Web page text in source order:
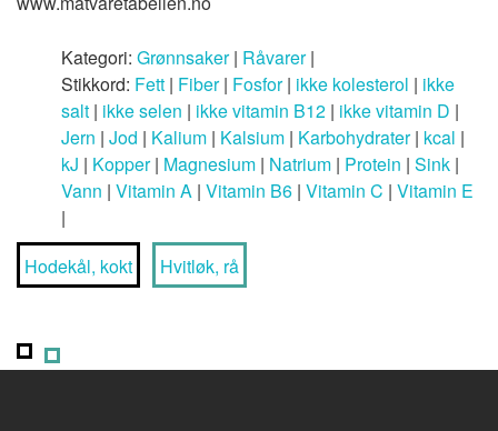
Kategori: Grønnsaker| Råvarer|
Stikkord: Fett | Fiber| Fosfor| ikke kolesterol | ikke
salt | ikke selen | ikke vitamin B12 | ikke vitamin D |
Jern | Jod | Kalium | Kalsium | Karbohydrater| kcal |
kJ | Kopper| Magnesium | Natrium | Protein | Sink |
Vann | Vitamin A | Vitamin B6 | Vitamin C | Vitamin E
|
Hodekål, kokt
Hvitløk, rå